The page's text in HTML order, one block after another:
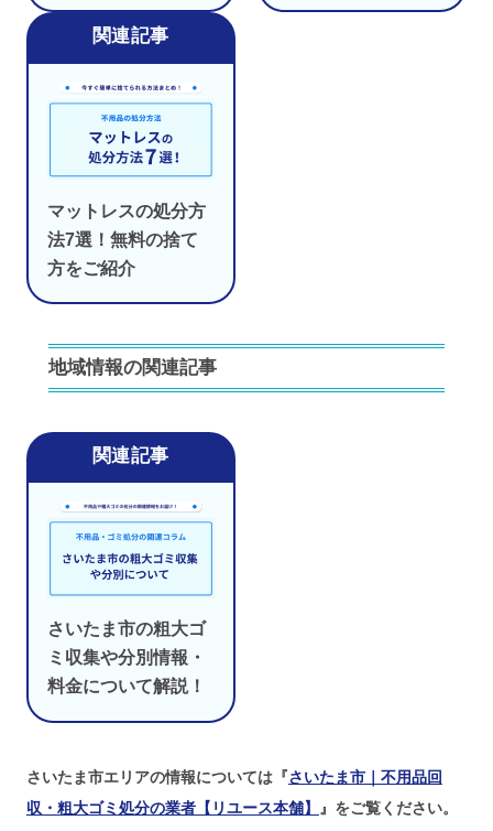
マットレスの処分方
法7選！無料の捨て
方をご紹介
地域情報の関連記事
さいたま市の粗大ゴ
ミ収集や分別情報・
料金について解説！
さいたま市エリアの情報については『さいたま市｜不用品回
収・粗大ゴミ処分の業者【リユース本舗】 』をご覧ください。